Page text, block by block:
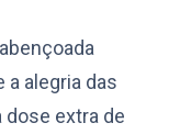
alegria das
extra de